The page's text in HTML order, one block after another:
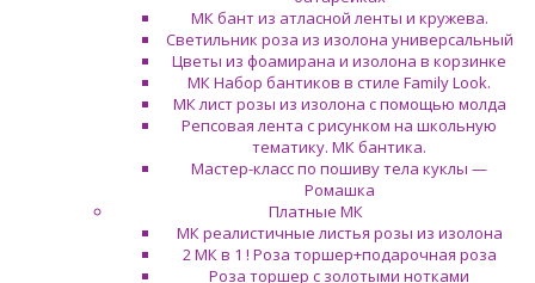
МК бант из атласной ленты и кружева.
Светильник роза из изолона универсальный
Цветы из фоамирана и изолона в корзинке
МК Набор бантиков в стиле Family Look.
МК лист розы из изолона с помощью молда
Репсовая лента с рисунком на школьную
тематику. МК бантика.
Мастер-класс по пошиву тела куклы —
Ромашка
Платные МК
МК реалистичные листья розы из изолона
2 МК в 1 ! Роза торшер+подарочная роза
Роза торшер с золотыми нотками